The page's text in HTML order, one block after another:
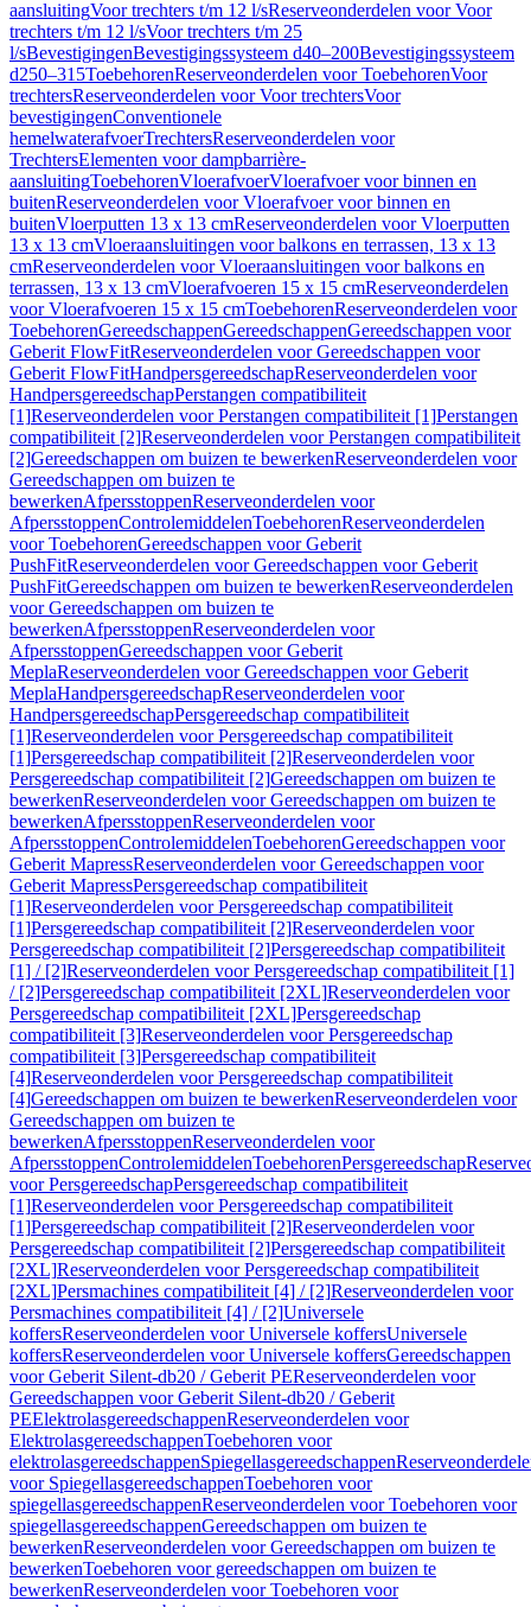
aansluitingVoor trechters t/m 12 l/sReserveonderdelen voor Voor
trechters t/m 12 l/sVoor trechters t/m 25
l/sBevestigingenBevestigingssysteem d40–200Bevestigingssysteem
d250–315ToebehorenReserveonderdelen voor ToebehorenVoor
trechtersReserveonderdelen voor Voor trechtersVoor
bevestigingenConventionele
hemelwaterafvoerTrechtersReserveonderdelen voor
TrechtersElementen voor dampbarrière-
aansluitingToebehorenVloerafvoerVloerafvoer voor binnen en
buitenReserveonderdelen voor Vloerafvoer voor binnen en
buitenVloerputten 13 x 13 cmReserveonderdelen voor Vloerputten
13 x 13 cmVloeraansluitingen voor balkons en terrassen, 13 x 13
cmReserveonderdelen voor Vloeraansluitingen voor balkons en
terrassen, 13 x 13 cmVloerafvoeren 15 x 15 cmReserveonderdelen
voor Vloerafvoeren 15 x 15 cmToebehorenReserveonderdelen voor
ToebehorenGereedschappenGereedschappenGereedschappen voor
Geberit FlowFitReserveonderdelen voor Gereedschappen voor
Geberit FlowFitHandpersgereedschapReserveonderdelen voor
HandpersgereedschapPerstangen compatibiliteit
[1]Reserveonderdelen voor Perstangen compatibiliteit [1]Perstangen
compatibiliteit [2]Reserveonderdelen voor Perstangen compatibiliteit
[2]Gereedschappen om buizen te bewerkenReserveonderdelen voor
Gereedschappen om buizen te
bewerkenAfpersstoppenReserveonderdelen voor
AfpersstoppenControlemiddelenToebehorenReserveonderdelen
voor ToebehorenGereedschappen voor Geberit
PushFitReserveonderdelen voor Gereedschappen voor Geberit
PushFitGereedschappen om buizen te bewerkenReserveonderdelen
voor Gereedschappen om buizen te
bewerkenAfpersstoppenReserveonderdelen voor
AfpersstoppenGereedschappen voor Geberit
MeplaReserveonderdelen voor Gereedschappen voor Geberit
MeplaHandpersgereedschapReserveonderdelen voor
HandpersgereedschapPersgereedschap compatibiliteit
[1]Reserveonderdelen voor Persgereedschap compatibiliteit
[1]Persgereedschap compatibiliteit [2]Reserveonderdelen voor
Persgereedschap compatibiliteit [2]Gereedschappen om buizen te
bewerkenReserveonderdelen voor Gereedschappen om buizen te
bewerkenAfpersstoppenReserveonderdelen voor
AfpersstoppenControlemiddelenToebehorenGereedschappen voor
Geberit MapressReserveonderdelen voor Gereedschappen voor
Geberit MapressPersgereedschap compatibiliteit
[1]Reserveonderdelen voor Persgereedschap compatibiliteit
[1]Persgereedschap compatibiliteit [2]Reserveonderdelen voor
Persgereedschap compatibiliteit [2]Persgereedschap compatibiliteit
[1] / [2]Reserveonderdelen voor Persgereedschap compatibiliteit [1]
/ [2]Persgereedschap compatibiliteit [2XL]Reserveonderdelen voor
Persgereedschap compatibiliteit [2XL]Persgereedschap
compatibiliteit [3]Reserveonderdelen voor Persgereedschap
compatibiliteit [3]Persgereedschap compatibiliteit
[4]Reserveonderdelen voor Persgereedschap compatibiliteit
[4]Gereedschappen om buizen te bewerkenReserveonderdelen voor
Gereedschappen om buizen te
bewerkenAfpersstoppenReserveonderdelen voor
AfpersstoppenControlemiddelenToebehorenPersgereedschap
voor PersgereedschapPersgereedschap compatibiliteit
[1]Reserveonderdelen voor Persgereedschap compatibiliteit
[1]Persgereedschap compatibiliteit [2]Reserveonderdelen voor
Persgereedschap compatibiliteit [2]Persgereedschap compatibiliteit
[2XL]Reserveonderdelen voor Persgereedschap compatibiliteit
[2XL]Persmachines compatibiliteit [4] / [2]Reserveonderdelen voor
Persmachines compatibiliteit [4] / [2]Universele
koffersReserveonderdelen voor Universele koffersUniversele
koffersReserveonderdelen voor Universele koffersGereedschappen
voor Geberit Silent-db20 / Geberit PEReserveonderdelen voor
Gereedschappen voor Geberit Silent-db20 / Geberit
PEElektrolasgereedschappenReserveonderdelen voor
ElektrolasgereedschappenToebehoren voor
elektrolasgereedschappenSpiegellasgereedschappen
voor SpiegellasgereedschappenToebehoren voor
spiegellasgereedschappenReserveonderdelen voor Toebehoren voor
spiegellasgereedschappenGereedschappen om buizen te
bewerkenReserveonderdelen voor Gereedschappen om buizen te
bewerkenToebehoren voor gereedschappen om buizen te
bewerkenReserveonderdelen voor Toebehoren voor